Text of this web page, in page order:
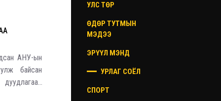
АНУ-ын
байсан
дуудлагаар
УЛС ТӨР
ӨДӨР ТУТМЫН
МЭДЭЭ
ЭРҮҮЛ МЭНД
УРЛАГ СОЁЛ
СПОРТ